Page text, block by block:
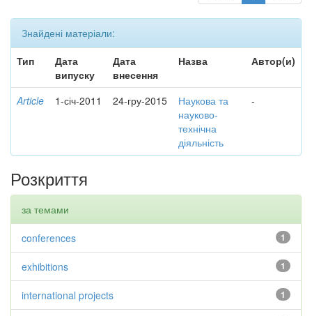
Знайдені матеріали:
Тип
Дата
випуску
Дата
внесення
Назва Автор(и)
Article 1-січ-2011 24-гру-2015
Наукова та
науково-
технічна
діяльність
-
Розкриття
за темами
1
conferences
1
exhibitions
1
international projects